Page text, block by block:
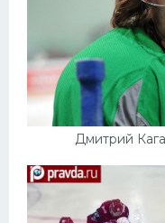
Дмитрий